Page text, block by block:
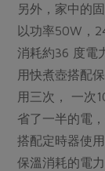
另外，家中的
以功率50W，
消耗約36 度電
用快煮壺搭配
用三次， 一次
省了一半的電
搭配定時器使
保溫消耗的電